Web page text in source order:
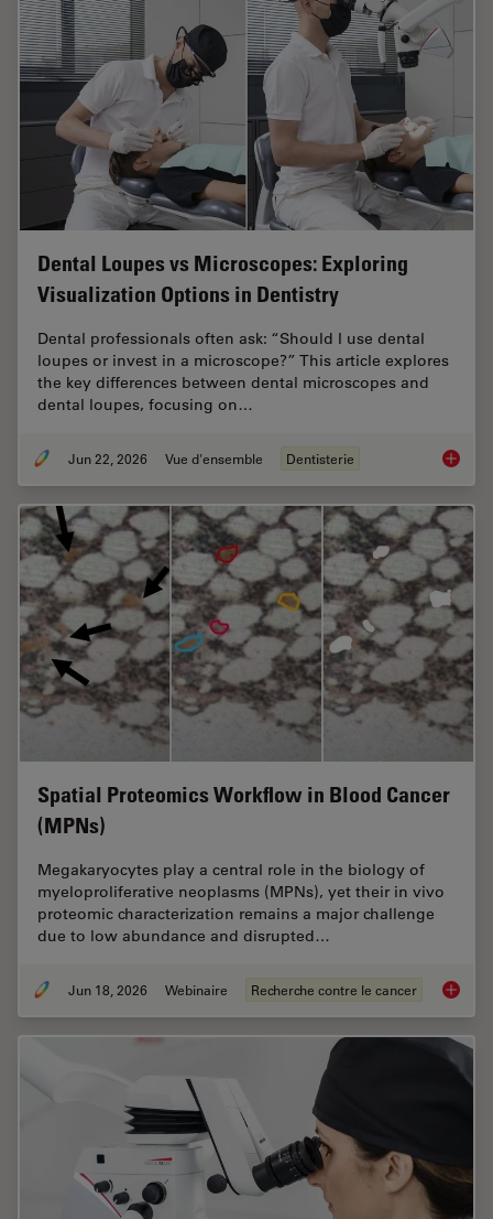
Dental Loupes vs Microscopes: Exploring
Visualization Options in Dentistry
Dental professionals often ask: “Should I use dental
loupes or invest in a microscope?” This article explores
the key differences between dental microscopes and
dental loupes, focusing on…
Jun 22, 2026 Vue d'ensemble Dentisterie Dental
Spatial Proteomics Workflow in Blood Cancer
(MPNs)
Megakaryocytes play a central role in the biology of
myeloproliferative neoplasms (MPNs), yet their in vivo
proteomic characterization remains a major challenge
due to low abundance and disrupted…
Jun 18, 2026 Webinaire Recherche contre le cancer Spatial